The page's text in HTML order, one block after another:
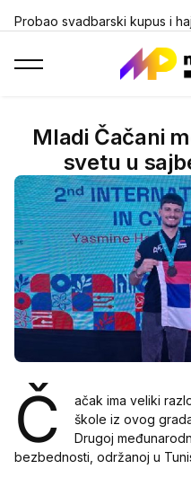
Probao svadbarski kupus i
Mladi Čačani
svetu u
Č
ačak ima veliki
škole iz ovog
Drugoj
bezbednosti, održanoj u